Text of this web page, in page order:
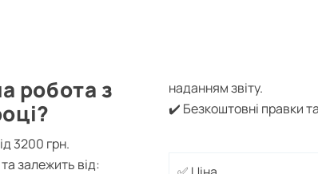
робота з
3200 грн.
залежить від:
наданням звіту.
✔️ Безкоштовні правки